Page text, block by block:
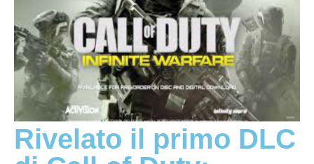
Rivelato il primo DLC